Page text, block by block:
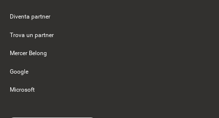
Diventa partner
Trova un partner
Mercer Belong
Google
Microsoft